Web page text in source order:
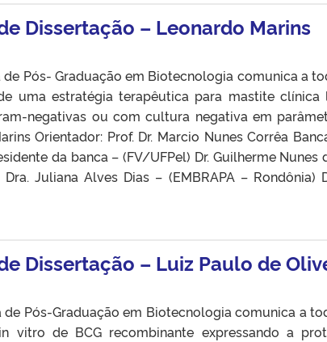
Dissertação – Leonardo Marins
Pós- Graduação em Biotecnologia comunica a
uma estratégia terapêutica para mastite
negativas ou com cultura negativa em
Orientador: Prof. Dr. Marcio Nunes Corrêa
da banca – (FV/UFPel) Dr. Guilherme Nunes
Dra. Juliana Alves Dias – (EMBRAPA – Rondônia)
Dissertação – Luiz Paulo de
Pós-Graduação em Biotecnologia comunica a
vitro de BCG recombinante expressando a